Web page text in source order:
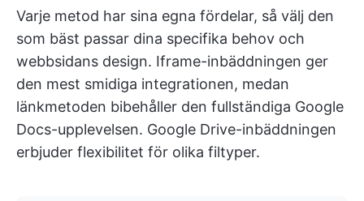
Varje metod har sina egna fördelar, så välj den
som bäst passar dina specifika behov och
webbsidans design. Iframe-inbäddningen ger
den mest smidiga integrationen, medan
länkmetoden bibehåller den fullständiga Google
Docs-upplevelsen. Google Drive-inbäddningen
erbjuder flexibilitet för olika filtyper.